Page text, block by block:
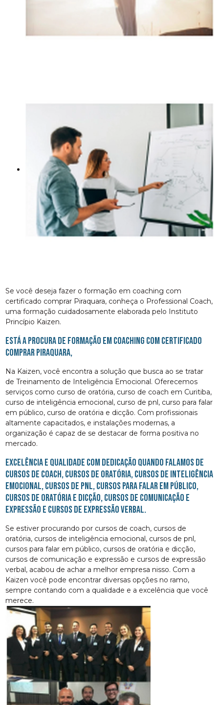
Se você deseja fazer o formação em coaching com
certificado comprar Piraquara, conheça o Professional Coach,
uma formação cuidadosamente elaborada pelo Instituto
Princípio Kaizen.
Está a procura de formação em coaching com certificado
comprar Piraquara,
Na Kaizen, você encontra a solução que busca ao se tratar
de Treinamento de Inteligência Emocional. Oferecemos
serviços como curso de oratória, curso de coach em Curitiba,
curso de inteligência emocional, curso de pnl, curso para falar
em público, curso de oratória e dicção. Com profissionais
altamente capacitados, e instalações modernas, a
organização é capaz de se destacar de forma positiva no
mercado.
Excelência e qualidade com dedicação quando falamos de
cursos de coach, cursos de oratória, cursos de inteligência
emocional, cursos de pnl, cursos para falar em público,
cursos de oratória e dicção, cursos de comunicação e
expressão e cursos de expressão verbal.
Se estiver procurando por cursos de coach, cursos de
oratória, cursos de inteligência emocional, cursos de pnl,
cursos para falar em público, cursos de oratória e dicção,
cursos de comunicação e expressão e cursos de expressão
verbal, acabou de achar a melhor empresa nisso. Com a
Kaizen você pode encontrar diversas opções no ramo,
sempre contando com a qualidade e a excelência que você
merece.